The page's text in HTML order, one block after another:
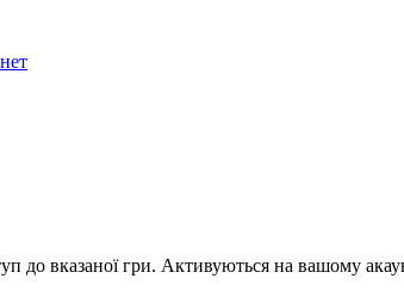
до вказаної гри. Активуються на вашому